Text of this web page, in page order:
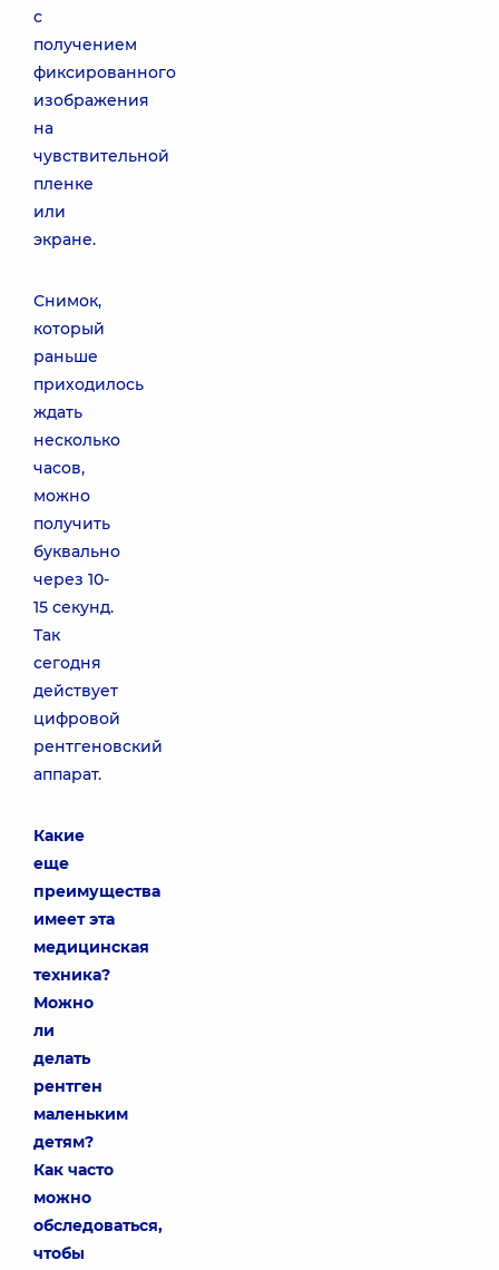
с
получением
фиксированного
изображения
на
чувствительной
пленке
или
экране.
Снимок,
который
раньше
приходилось
ждать
несколько
часов,
можно
получить
буквально
через 10-
15 секунд.
Так
сегодня
действует
цифровой
рентгеновский
аппарат.
Какие
еще
преимущества
имеет эта
медицинская
техника?
Можно
ли
делать
рентген
маленьким
детям?
Как часто
можно
обследоваться,
чтобы